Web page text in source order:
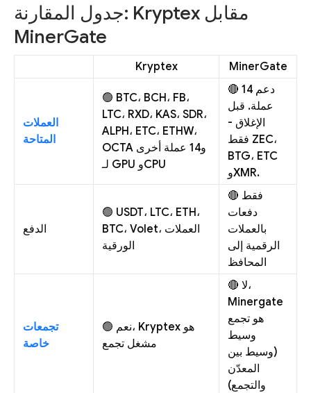
جدول المقارنة: Kryptex مقابل
MinerGate
Kryptex MinerGate
العملات
المتاحة
🟢 BTC، BCH، FB،
LTC، RXD، KAS، SDR،
ALPH، ETC، ETHW،
OCTA و14 عملة أخرى
لـ GPU وCPU
🔴 دعم 14
عملة. قبل
الإغلاق -
فقط ZEC،
BTG، ETC
وXMR.
الدفع
🟢 USDT، LTC، ETH،
BTC، Volet، العملات
الورقية
🔴 فقط
دفعات
بالعملات
الرقمية إلى
المحافظ
تجمعات
خاصة
🟢 نعم، Kryptex هو
مشغل تجمع
🔴 لا،
Minergate
هو تجمع
وسيط
(وسيط بين
المعدّن
والتجمع)